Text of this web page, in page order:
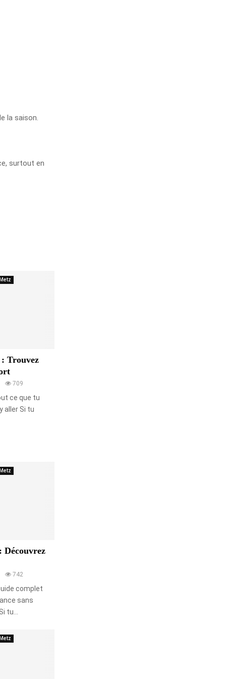
la saison.
surtout en
Trouvez
709
ce que tu
aller Si tu
Découvrez
742
complet
sans
tu...